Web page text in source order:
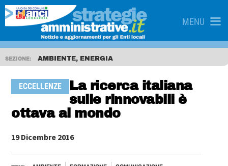
MENU
SEZIONE: AMBIENTE, ENERGIA
ECCELLENZE
La ricerca italiana
sulle rinnovabili è
ottava al mondo
19 Dicembre 2016